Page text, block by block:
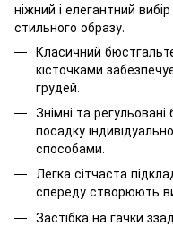
ніжний і елегантний
стильного образу.
Класичний
кісточками
грудей.
Знімні та
посадку
способами.
Легка сітчаста
спереду створюють
Застібка на гачки